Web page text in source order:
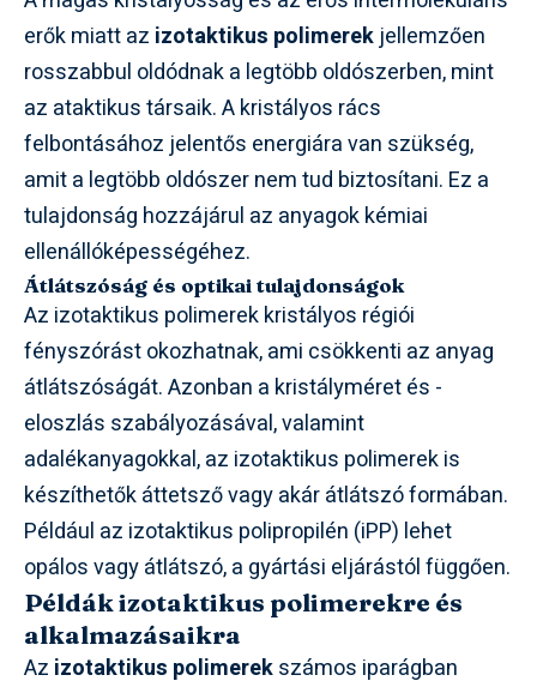
erők miatt az izotaktikus polimerek jellemzően
rosszabbul oldódnak a legtöbb oldószerben, mint
az ataktikus társaik. A kristályos rács
felbontásához jelentős energiára van szükség,
amit a legtöbb oldószer nem tud biztosítani. Ez a
tulajdonság hozzájárul az anyagok kémiai
ellenállóképességéhez.
Átlátszóság és optikai tulajdonságok
Az izotaktikus polimerek kristályos régiói
fényszórást okozhatnak, ami csökkenti az anyag
átlátszóságát. Azonban a kristályméret és -
eloszlás szabályozásával, valamint
adalékanyagokkal, az izotaktikus polimerek is
készíthetők áttetsző vagy akár átlátszó formában.
Például az izotaktikus polipropilén (iPP) lehet
opálos vagy átlátszó, a gyártási eljárástól függően.
Példák izotaktikus polimerekre és
alkalmazásaikra
Az izotaktikus polimerekszámos iparágban